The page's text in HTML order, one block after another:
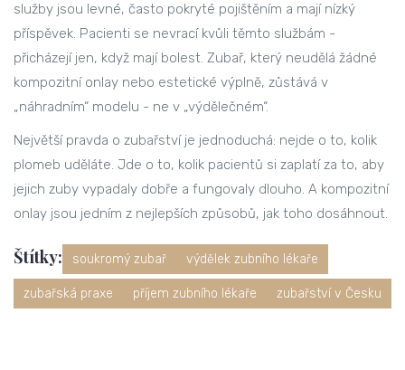
služby jsou levné, často pokryté pojištěním a mají nízký
příspěvek. Pacienti se nevrací kvůli těmto službám -
přicházejí jen, když mají bolest. Zubař, který neudělá žádné
kompozitní onlay nebo estetické výplně, zůstává v
„náhradním“ modelu - ne v „výdělečném“.
Největší pravda o zubařství je jednoduchá: nejde o to, kolik
plomeb uděláte. Jde o to, kolik pacientů si zaplatí za to, aby
jejich zuby vypadaly dobře a fungovaly dlouho. A kompozitní
onlay jsou jedním z nejlepších způsobů, jak toho dosáhnout.
Štítky: soukromý zubař výdělek zubního lékaře
zubařská praxe příjem zubního lékaře zubařství v Česku